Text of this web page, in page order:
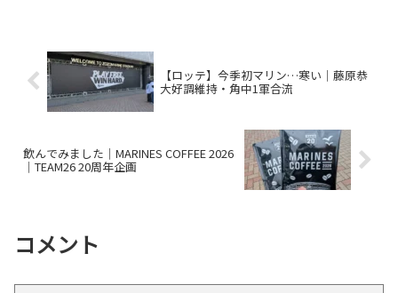
【ロッテ】今季初マリン…寒い｜藤原恭
大好調維持・角中1軍合流
飲んでみました｜MARINES COFFEE 2026
｜TEAM26 20周年企画
コメント